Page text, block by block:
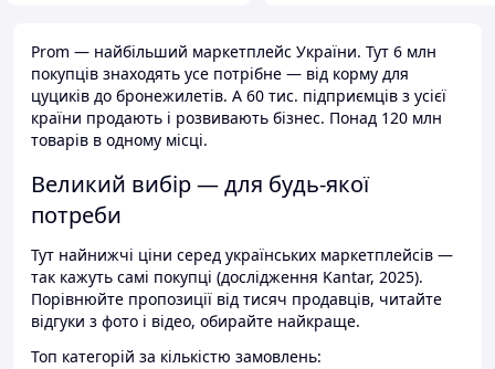
Prom — найбільший маркетплейс України. Тут 6 млн
покупців знаходять усе потрібне — від корму для
цуциків до бронежилетів. А 60 тис. підприємців з усієї
країни продають і розвивають бізнес. Понад 120 млн
товарів в одному місці.
Великий вибір — для будь-якої
потреби
Тут найнижчі ціни серед українських маркетплейсів —
так кажуть самі покупці (дослідження Kantar, 2025).
Порівнюйте пропозиції від тисяч продавців, читайте
відгуки з фото і відео, обирайте найкраще.
Топ категорій за кількістю замовлень: